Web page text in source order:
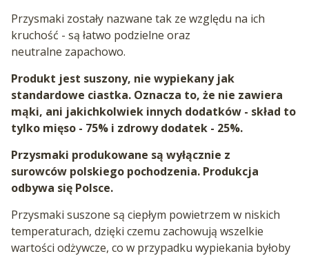
Przysmaki zostały nazwane tak ze względu na ich
kruchość - są łatwo podzielne oraz
neutralne zapachowo.
Produkt jest suszony, nie wypiekany jak
standardowe ciastka. Oznacza to, że nie zawiera
mąki, ani jakichkolwiek innych dodatków - skład to
tylko mięso - 75% i zdrowy dodatek - 25%.
Przysmaki produkowane są wyłącznie z
surowców polskiego pochodzenia. Produkcja
odbywa się Polsce.
Przysmaki suszone są ciepłym powietrzem w niskich
temperaturach, dzięki czemu zachowują wszelkie
wartości odżywcze, co w przypadku wypiekania byłoby